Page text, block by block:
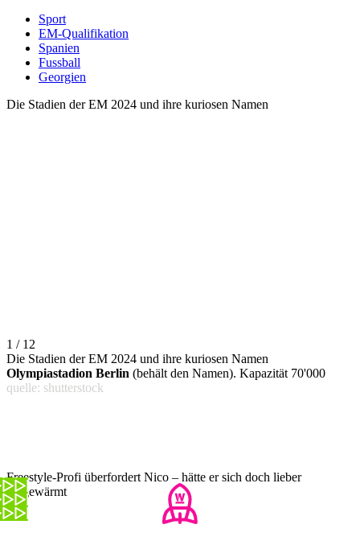
Sport
EM-Qualifikation
Spanien
Fussball
Georgien
Die Stadien der EM 2024 und ihre kuriosen Namen
1 / 12
Die Stadien der EM 2024 und ihre kuriosen Namen
Olympiastadion Berlin (behält den Namen). Kapazität 70'000
quelle: shutterstock
Freestyle-Profi überfordert Nico – hätte er sich doch lieber
aufgewärmt